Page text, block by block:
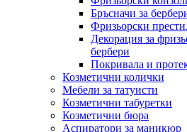
Бръсначи за
Фризьорски
Декорация за
бербери
Покривала и
Козметични колички
Мебели за татуисти
Козметични табуретки
Козметични бюра
Аспиратори за маникюр